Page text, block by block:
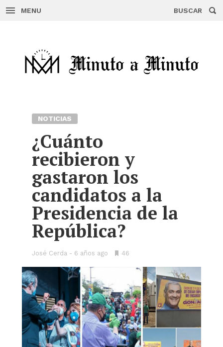
MENU BUSCAR
NOTICIAS
¿Cuánto
recibieron y
gastaron los
candidatos a la
Presidencia de la
República?
José Cerda 6 años ago
•46